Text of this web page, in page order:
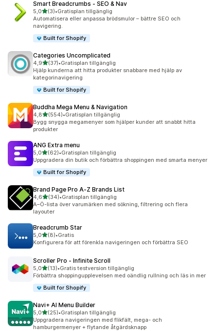
Smart Breadcrumbs ‑ SEO & Nav
5,0av 5 stjärnor
(3)
3 recensioner totalt
•Gratisplan tillgänglig
Automatisera eller anpassa brödsmulor – bättre SEO och
navigering.
Built for Shopify
Categories Uncomplicated
4,9av 5 stjärnor
(37)
37 recensioner totalt
•Gratisplan tillgänglig
Hjälp kunderna att hitta produkter snabbare med hjälp av
kategorinavigering
Built for Shopify
Buddha Mega Menu & Navigation
4,8av 5 stjärnor
(554)
554 recensioner totalt
•Gratisplan tillgänglig
Bygg snygga megamenyer som hjälper kunder att snabbt hitta
produkter
ANG Extra menu
5,0av 5 stjärnor
(62)
62 recensioner totalt
•Gratisplan tillgänglig
Uppgradera din butik och förbättra shoppingen med smarta menyer
Built for Shopify
Brand Page Pro A‑Z Brands List
4,6av 5 stjärnor
(34)
34 recensioner totalt
•Gratisplan tillgänglig
A–Ö-lista över varumärken med sökning, filtrering och flera
layouter
Breadcrumb Star
5,0av 5 stjärnor
(8)
8 recensioner totalt
•Gratis
Konfigurera för att förenkla navigeringen och förbättra SEO
Scroller Pro ‑ Infinite Scroll
5,0av 5 stjärnor
(13)
13 recensioner totalt
•Gratis testversion tillgänglig
Förbättra shoppingupplevelsen med oändlig rullning och läs in mer
Built for Shopify
Navi+ AI Menu Builder
5,0av 5 stjärnor
(25)
25 recensioner totalt
•Gratisplan tillgänglig
Uppgradera navigeringen med flikfält, mega- och
hamburgermenyer + flytande åtgärdsknapp